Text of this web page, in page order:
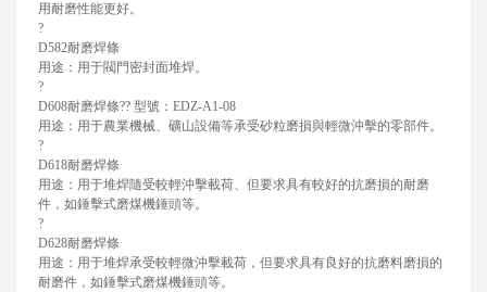
用耐磨性能更好。
?
D582耐磨焊條
用途：用于閥門密封面堆焊。
?
D608耐磨焊條?? 型號：EDZ-A1-08
用途：用于農業機械、礦山設備等承受砂粒磨損與輕微沖擊的零部件。
?
D618耐磨焊條
用途：用于堆焊隨受較輕沖擊載荷、但要求具有較好的抗磨損的耐磨
件，如錘擊式磨煤機錘頭等。
?
D628耐磨焊條
用途：用于堆焊承受較輕微沖擊載荷，但要求具有良好的抗磨料磨損的
耐磨件，如錘擊式磨煤機錘頭等。